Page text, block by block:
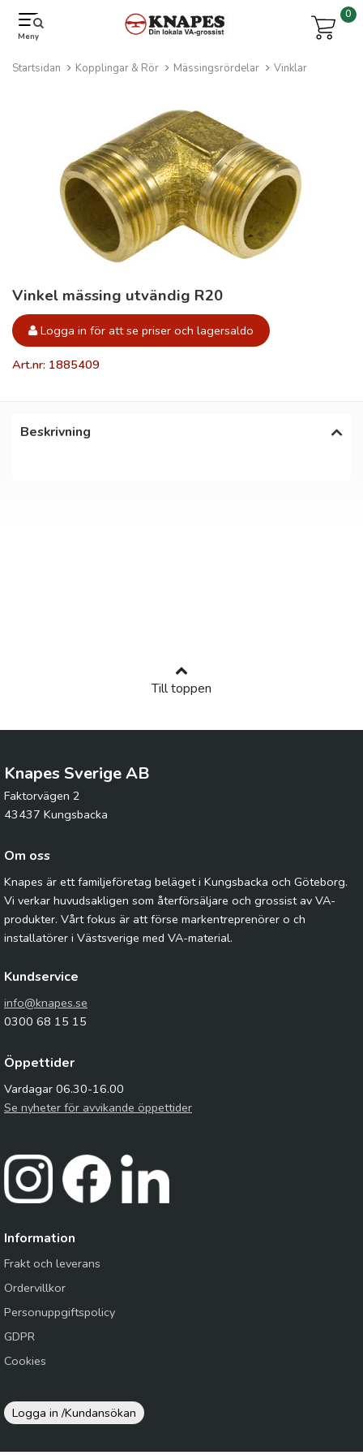
Meny
0
Startsidan Kopplingar & Rör Mässingsrördelar Vinklar
Vinkel mässing utvändig R20
Logga in för att se priser och lagersaldo
Art.nr: 1885409
Beskrivning
Till toppen
Knapes Sverige AB
Faktorvägen 2
43437 Kungsbacka
Om oss
Knapes är ett familjeföretag beläget i Kungsbacka och Göteborg.
Vi verkar huvudsakligen som återförsäljare och grossist av VA-
produkter. Vårt fokus är att förse markentreprenörer o ch
installatörer i Västsverige med VA-material.
Kundservice
info@knapes.se
0300 68 15 15
Öppettider
Vardagar 06.30-16.00
Se nyheter för avvikande öppettider
Information
Frakt och leverans
Ordervillkor
Personuppgiftspolicy
GDPR
Cookies
Logga in /Kundansökan